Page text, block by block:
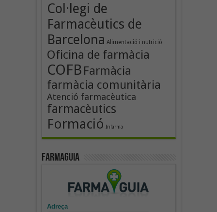
Col·legi de
Farmacèutics de
Barcelona Alimentació i nutrició
Oficina de farmàcia
COFB Farmàcia
farmàcia comunitària
Atenció farmacèutica
farmacèutics
Formació Infarma
Farmaguia
Adreça